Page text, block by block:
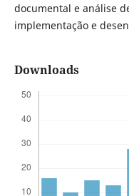
documental e análise
implementação e
Downloads